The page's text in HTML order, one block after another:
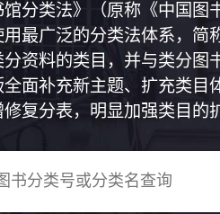
馆分类法》（原称《中国
用最广泛的分类法体系，
资料的类目，并与类分图
全面补充新主题、扩充类目
修复分表，明显加强类目的